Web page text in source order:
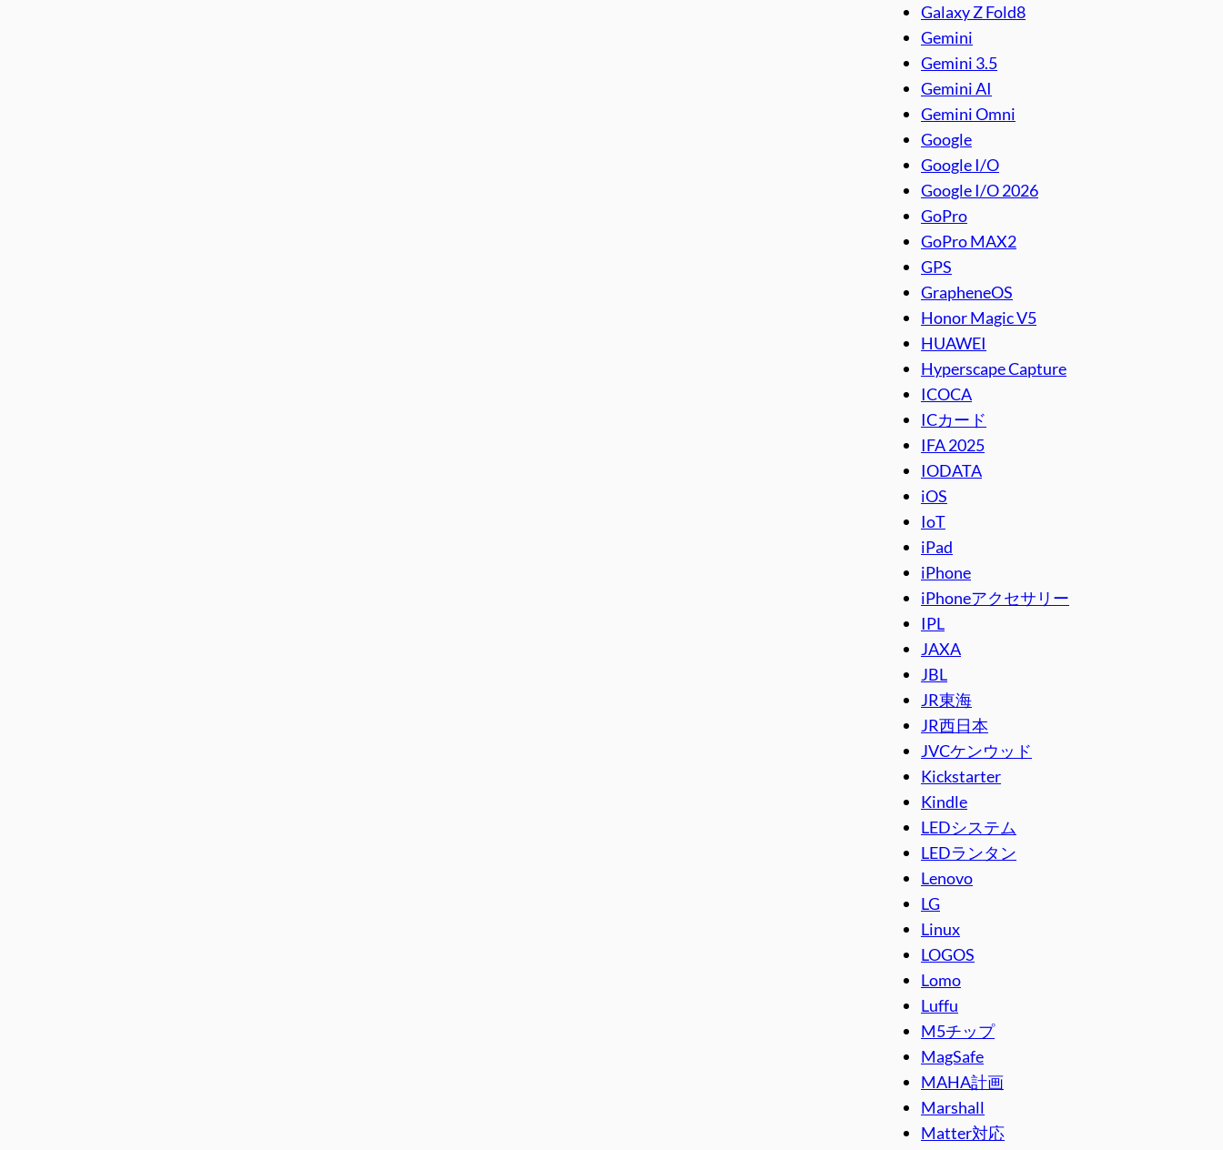
Galaxy Z Fold8
Gemini
Gemini 3.5
Gemini AI
Gemini Omni
Google
Google I/O
Google I/O 2026
GoPro
GoPro MAX2
GPS
GrapheneOS
Honor Magic V5
HUAWEI
Hyperscape Capture
ICOCA
ICカード
IFA 2025
IODATA
iOS
IoT
iPad
iPhone
iPhoneアクセサリー
IPL
JAXA
JBL
JR東海
JR西日本
JVCケンウッド
Kickstarter
Kindle
LEDシステム
LEDランタン
Lenovo
LG
Linux
LOGOS
Lomo
Luffu
M5チップ
MagSafe
MAHA計画
Marshall
Matter対応